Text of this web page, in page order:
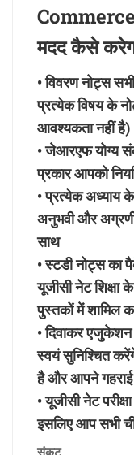
मदद कैसे
• विवरण नोट्स
प्रत्येक विषय के
आवश्यकता नहीं है)
• जेआरएफ योग्य
प्रकार आपको
• प्रत्येक अध्याय
अनुभवी और अग्रणी
साथ
• स्टडी नोट्स का
यूजीसी नेट शिक्षा
पुस्तकों में शामिल
• दिवाकर
स्वयं सुनिश्चित
है और आपने
• यूजीसी नेट
इसलिए आप सभी